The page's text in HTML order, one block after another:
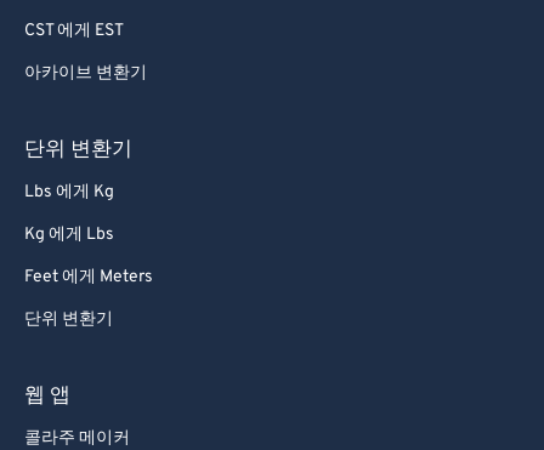
CST 에게 EST
아카이브 변환기
단위 변환기
Lbs 에게 Kg
Kg 에게 Lbs
Feet 에게 Meters
단위 변환기
웹 앱
콜라주 메이커